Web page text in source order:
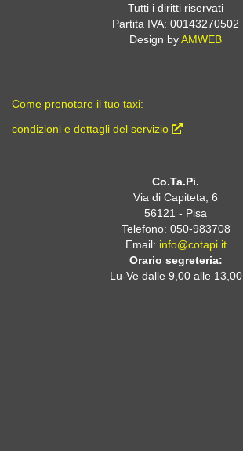
Tutti i diritti riservati
Partita IVA: 00143270502
Design byAMWEB
Come prenotare il tuo taxi:
condizioni e dettagli del servizio
Co.Ta.Pi.
Via di Capiteta, 6
56121 - Pisa
Telefono: 050-983708
Email: info@cotapi.it
Orario segreteria:
Lu-Ve dalle 9,00 alle 13,00